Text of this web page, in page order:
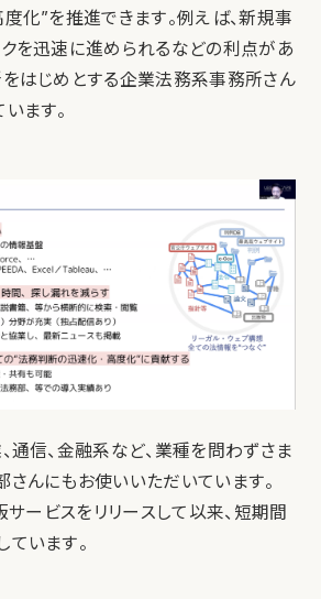
化”を推進できます。例えば、新規事
を迅速に進められるなどの利点があ
をはじめとする企業法務系事務所さん
ます。
通信、金融系など、業種を問わずさま
んにもお使いいただいています。
ービスをリリースして以来、短期間
います。